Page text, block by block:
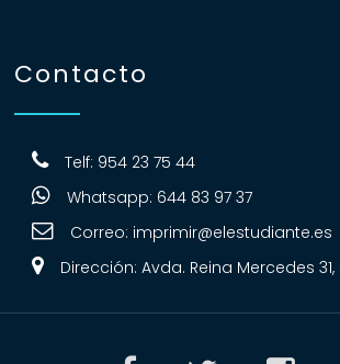
Contacto
Telf: 954 23 75 44
Whatsapp: 644 83 97 37
Correo: imprimir@elestudiante.es
Dirección: Avda. Reina Mercedes 31,